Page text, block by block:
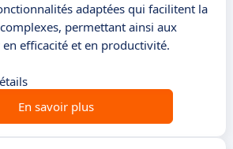
adaptées qui facilitent la
permettant ainsi aux
efficacité et en productivité.
En savoir plus